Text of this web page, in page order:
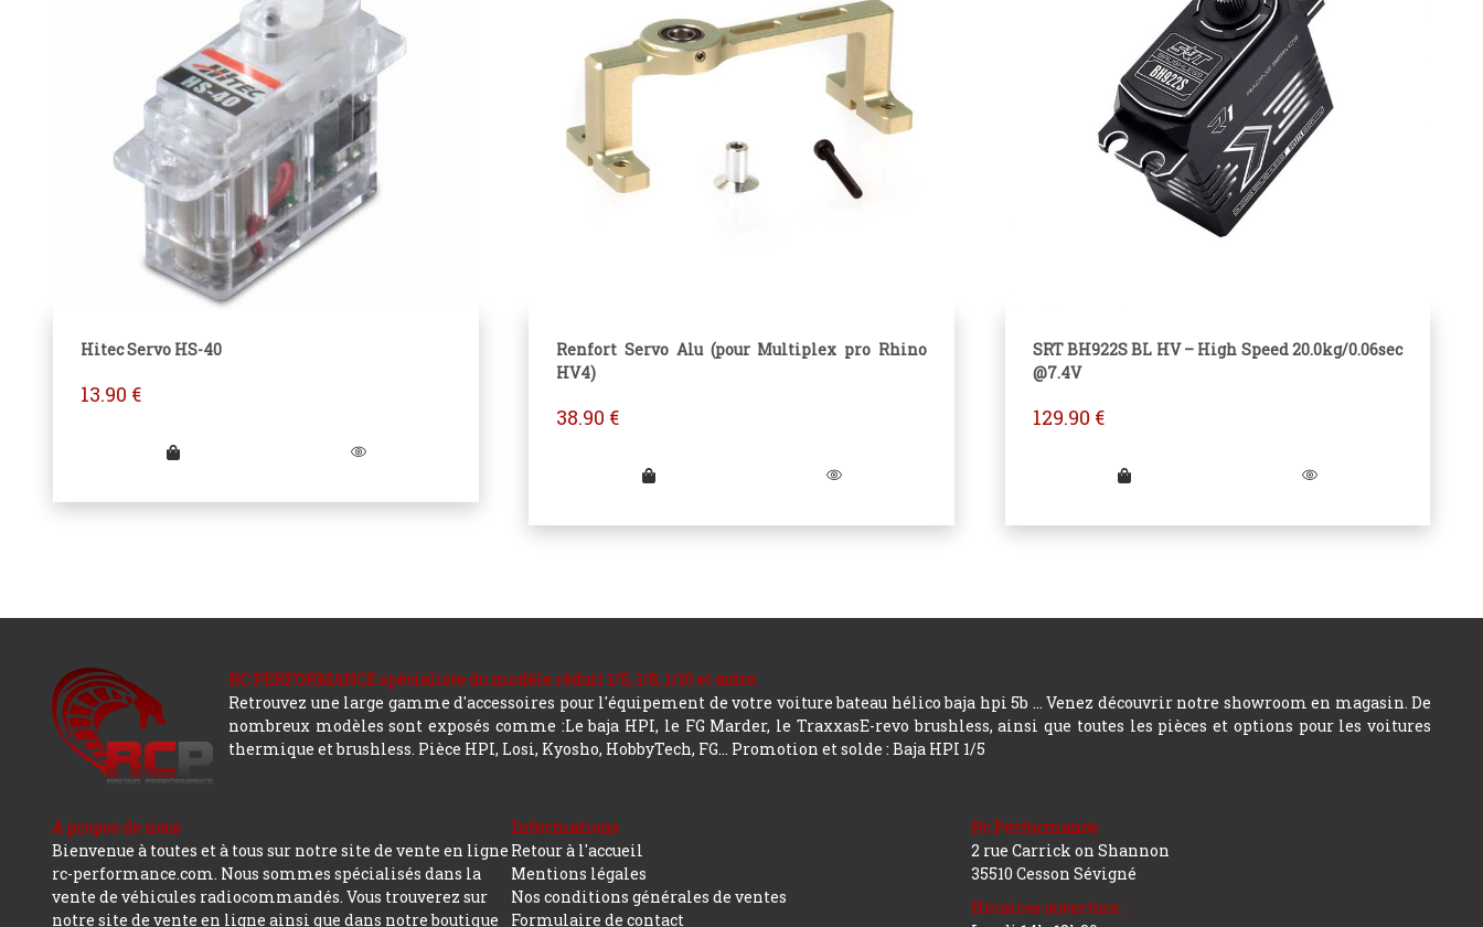
Hitec Servo HS-40
13.90 €
Renfort Servo Alu (pour Multiplex pro Rhino
HV4)
38.90 €
SRT BH922S BL HV – High Speed 20.0kg/0.06sec
@7.4V
129.90 €
RC PERFORMANCE spécialiste du modèle réduit 1/5, 1/8, 1/10 et autre.
Retrouvez une large gamme d'accessoires pour l'équipement de votre voiture bateau hélico baja hpi 5b ... Venez découvrir notre showroom en magasin. De
nombreux modèles sont exposés comme :Le baja HPI, le FG Marder, le TraxxasE-revo brushless, ainsi que toutes les pièces et options pour les voitures
thermique et brushless. Pièce HPI, Losi, Kyosho, HobbyTech, FG... Promotion et solde : Baja HPI 1/5
A propos de nous
Bienvenue à toutes et à tous sur notre site de vente en ligne
rc-performance.com. Nous sommes spécialisés dans la
vente de véhicules radiocommandés. Vous trouverez sur
notre site de vente en ligne ainsi que dans notre boutique
Informations
Retour à l'accueil
Mentions légales
Nos conditions générales de ventes
Formulaire de contact
Rc Performance
2 rue Carrick on Shannon
35510 Cesson Sévigné
Horaires ouverture :